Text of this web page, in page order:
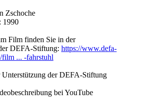
Zschoche
1990
Film finden Sie in der
DEFA-Stiftung: https://www.defa-
... -fahrstuhl
der DEFA-Stiftung
bei YouTube